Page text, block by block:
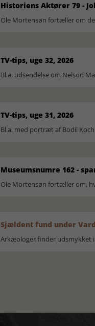
Historiens Aktører 79 -
Ole Mortensøn fortæller om
TV-tips, uge 32, 2026
Bl.a. udsendelse om Nelson
TV-tips, uge 31, 2026
Bl.a. med portræt af Bodil Koch
Museumsnumre 162 -
Ole Mortensøn fortæller om,
Sjældent fund under
Arkæologer finder udsmykket